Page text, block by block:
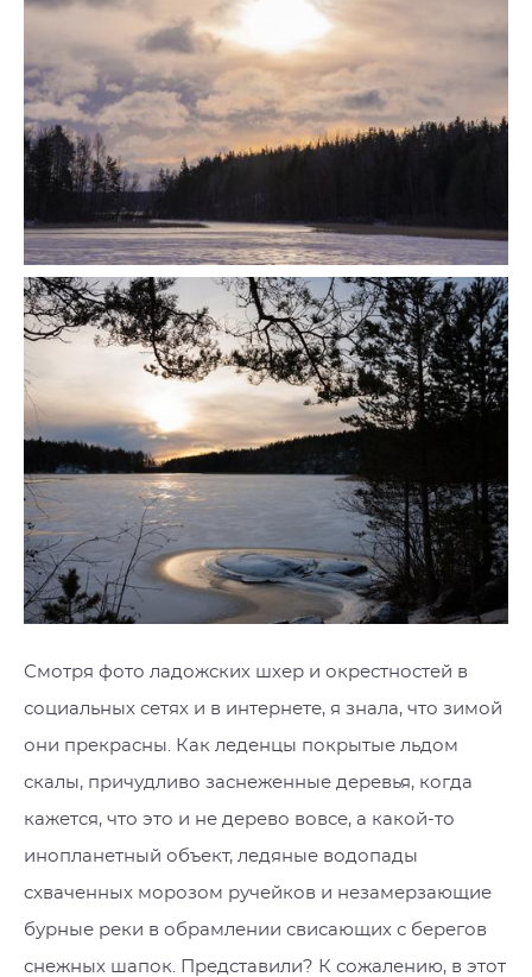
Смотря фото ладожских шхер и окрестностей в
социальных сетях и в интернете, я знала, что зимой
они прекрасны. Как леденцы покрытые льдом
скалы, причудливо заснеженные деревья, когда
кажется, что это и не дерево вовсе, а какой-то
инопланетный объект, ледяные водопады
схваченных морозом ручейков и незамерзающие
бурные реки в обрамлении свисающих с берегов
снежных шапок. Представили? К сожалению, в этот